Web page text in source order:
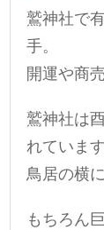
鷲神社で
手。
開運や商
鷲神社は
れています
鳥居の横
もちろん